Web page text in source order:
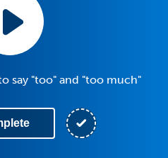
say "too" and "too much"